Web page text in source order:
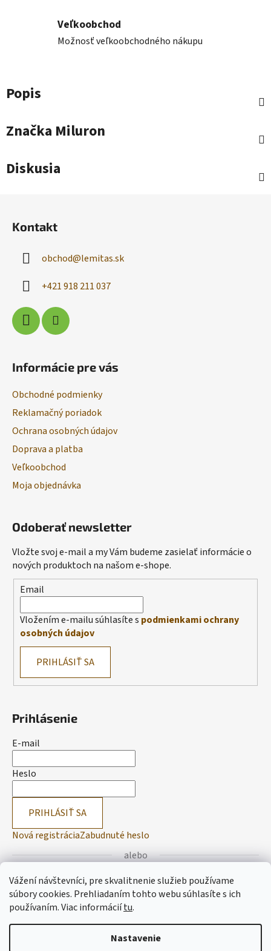
Vážení návštevníci, pre skvalitnenie služieb používame
súbory cookies. Prehliadaním tohto webu súhlasíte s ich
používaním.Viac informáciítu.
Nastavenie
Veľkoobchod
Možnosť veľkoobchodného nákupu
Popis
Značka Miluron
Diskusia
Kontakt
obchod@lemitas.sk
+421 918 211 037
Informácie pre vás
Obchodné podmienky
Reklamačný poriadok
Ochrana osobných údajov
Doprava a platba
Veľkoobchod
Moja objednávka
Odoberať newsletter
Vložte svoj e-mail a my Vám budeme zasielať informácie o
nových produktoch na našom e-shope.
Email
Vložením e-mailu súhlasíte s podmienkami ochrany
osobných údajov
PRIHLÁSIŤ SA
Prihlásenie
E-mail
Heslo
PRIHLÁSIŤ SA
Nová registráciaZabudnuté heslo
alebo
Prihlásiť sa cez Facebook
Prihlásiť sa cez Google